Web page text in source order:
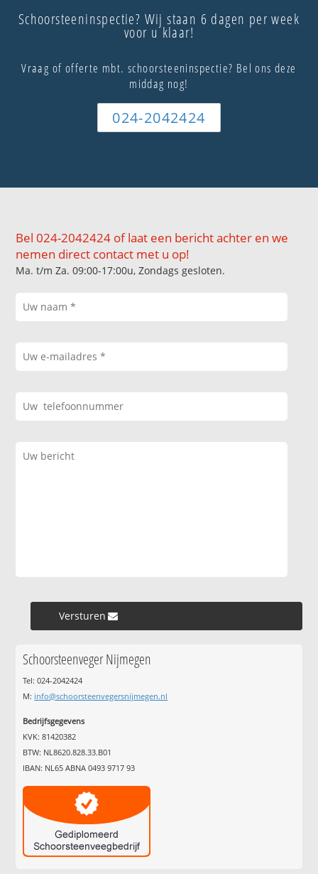
Schoorsteeninspectie? Wij staan 6 dagen per week
voor u klaar!
Vraag of offerte mbt. schoorsteeninspectie? Bel ons deze
middag nog!
024-2042424
Bel 024-2042424 of laat een bericht achter en we
nemen direct contact met u op!
Ma. t/m Za. 09:00-17:00u, Zondags gesloten.
Versturen »
Schoorsteenveger Nijmegen
Tel: 024-2042424
M: info@schoorsteenvegersnijmegen.nl
Bedrijfsgegevens
KVK: 81420382
BTW: NL8620.828.33.B01
IBAN: NL65 ABNA 0493 9717 93